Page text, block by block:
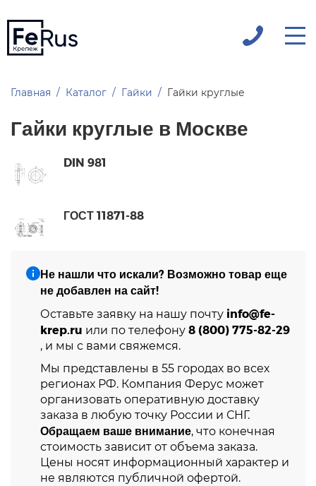
Главная Каталог Гайки Гайки круглые
Гайки круглые в Москве
DIN 981
ГОСТ 11871-88
Не нашли что искали? Возможно товар еще
не добавлен на сайт!
Оставьте заявку на нашу почту info@fe-
krep.ru или по телефону 8 (800) 775-82-29
, и мы с вами свяжемся.
Мы представлены в 55 городах во всех
регионах РФ. Компания Ферус может
организовать оперативную доставку
заказа в любую точку России и СНГ.
Обращаем ваше внимание, что конечная
стоимость зависит от объема заказа.
Цены носят информационный характер и
не являются публичной офертой.